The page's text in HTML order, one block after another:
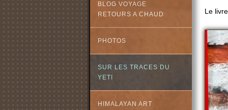
BLOG VOYAGE
RETOURS A CHAUD
PHOTOS
SUR LES TRACES DU
YETI
HIMALAYAN ART
Le